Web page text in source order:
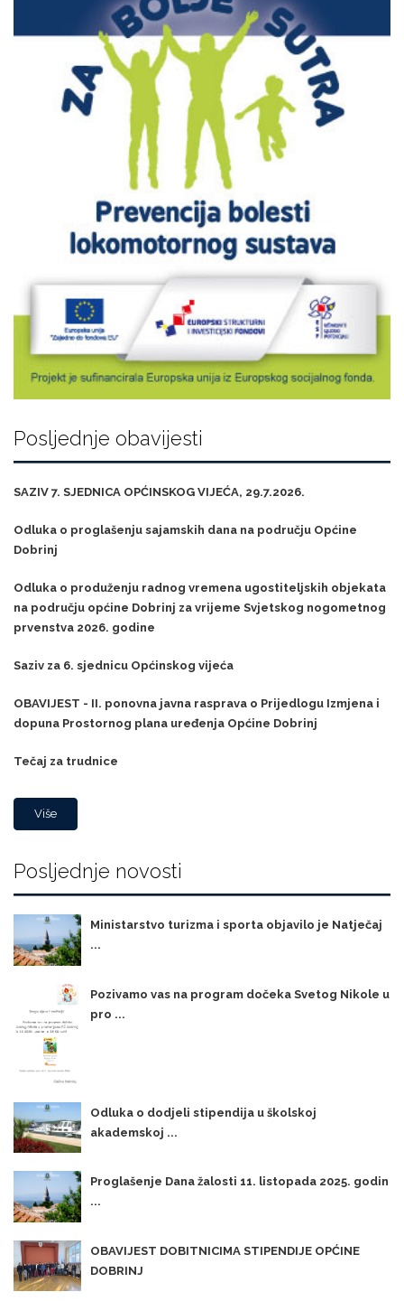
Posljednje obavijesti
SAZIV 7. SJEDNICA OPĆINSKOG VIJEĆA, 29.7.2026.
Odluka o proglašenju sajamskih dana na području Općine
Dobrinj
Odluka o produženju radnog vremena ugostiteljskih objekata
na području općine Dobrinj za vrijeme Svjetskog nogometnog
prvenstva 2026. godine
Saziv za 6. sjednicu Općinskog vijeća
OBAVIJEST - II. ponovna javna rasprava o Prijedlogu Izmjena i
dopuna Prostornog plana uređenja Općine Dobrinj
Tečaj za trudnice
Više
Posljednje novosti
Ministarstvo turizma i sporta objavilo je Natječaj
...
Pozivamo vas na program dočeka Svetog Nikole u
pro ...
Odluka o dodjeli stipendija u školskoj
akademskoj ...
Proglašenje Dana žalosti 11. listopada 2025. godin
...
OBAVIJEST DOBITNICIMA STIPENDIJE OPĆINE
DOBRINJ